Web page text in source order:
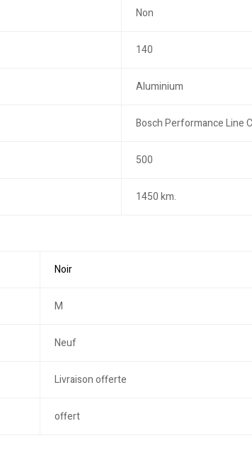
Non
140
Aluminium
Bosch Performance Line
500
1450 km.
Noir
M
Neuf
Livraison offerte
offert